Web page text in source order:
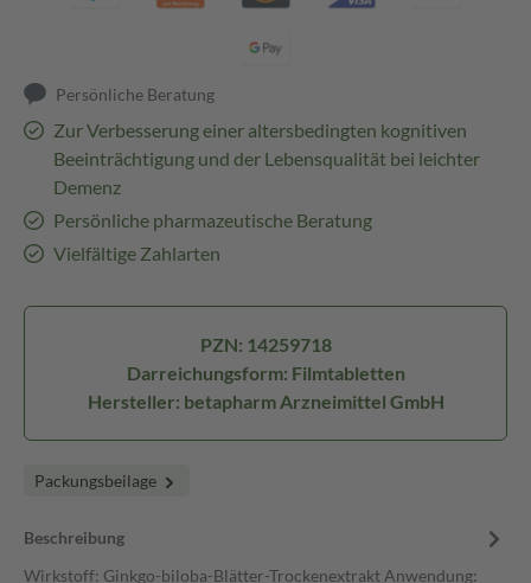
Persönliche Beratung
Zur Verbesserung einer altersbedingten kognitiven
Beeinträchtigung und der Lebensqualität bei leichter
Demenz
Persönliche pharmazeutische Beratung
Vielfältige Zahlarten
PZN: 14259718
Darreichungsform: Filmtabletten
Hersteller: betapharm Arzneimittel GmbH
Packungsbeilage
Beschreibung
Wirkstoff: Ginkgo-biloba-Blätter-Trockenextrakt Anwendung: